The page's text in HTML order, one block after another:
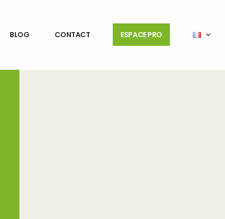
BLOG CONTACT ESPACE PRO